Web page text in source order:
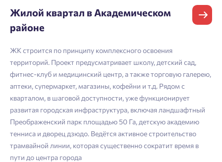
Телефон
Email
Согласен на обработкуперсональных данных
Согласен получать информационную рассылку
Жилой квартал в Академическом
районе
ЖК строится по принципу комплексного освоения
территорий. Проект предусматривает школу, детский сад,
фитнес-клуб и медицинский центр, а также торговую галерею,
аптеки, супермаркет, магазины, кофейни и т.д. Рядом с
кварталом, в шаговой доступности, уже функционирует
развитая городская инфраструктура, включая ландшафтный
Преображенский парк площадью 50 Га, детскую академию
тенниса и дворец дзюдо. Ведётся активное строительство
трамвайной линии, которая существенно сократит время в
пути до центра города
Отправить
и мы вышлем вам одноразовый код
подтверждения.
Войти
Личный кабинет
Введите номер телефона, чтобы войти или
зарегистрироваться.
Телефон
Личный кабинет
Мы отправили код на номер .
Выслать код повторно через 00:58.
Владивосток
Астрахань